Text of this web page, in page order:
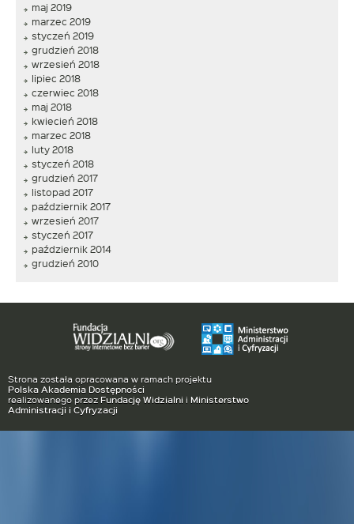
maj 2019
marzec 2019
styczeń 2019
grudzień 2018
wrzesień 2018
lipiec 2018
czerwiec 2018
maj 2018
kwiecień 2018
marzec 2018
luty 2018
styczeń 2018
grudzień 2017
listopad 2017
październik 2017
wrzesień 2017
styczeń 2017
październik 2014
grudzień 2010
Strona została opracowana w ramach projektu
Polska Akademia Dostępności
realizowanego przez Fundację Widzialni i Ministerstwo
Administracji i Cyfryzacji